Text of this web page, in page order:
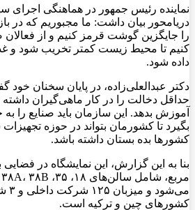
نماینده رئیس جمهور در هماهنگی
دریامحور بیان داشت: ما مجبوریم که در
را جایگزین گوشت قرمز کنیم و از
کنیم تا محیط زیست کمتر تخریب شود و
داده شود.
دکتر عبدالعلی‌زاده، در پايان سخنان خود
حداقل دخالت را در کار ماهی‌گیران داشته
آموزش بدهد. این سازمان باید صنایع
بگیرد تا کشورمان بتواند در حوزه تجهیزات
کشورها بده بستان داشته باشد.
کشورهای چین و ترکیه است.